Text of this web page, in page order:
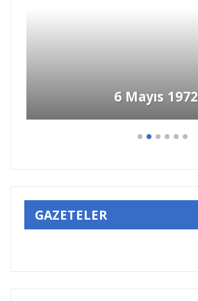
6 Mayıs 1972
GAZETELER